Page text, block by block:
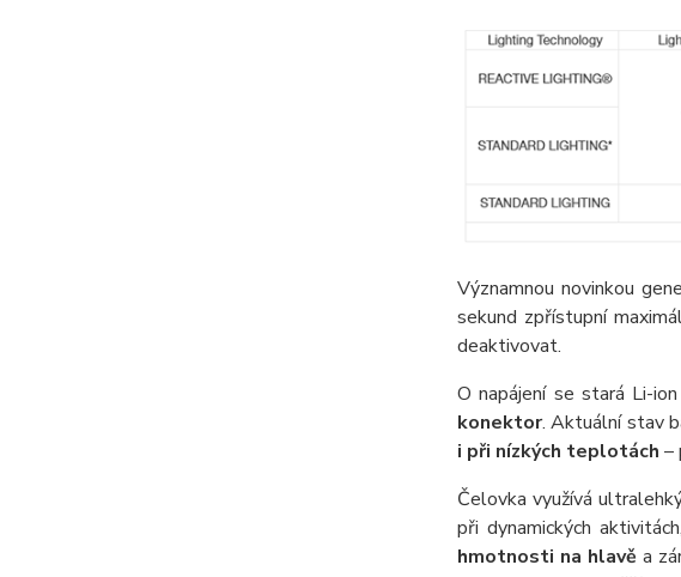
Významnou novinkou
sekund zpřístupní
deaktivovat.
O napájení se stará Li-ion
konektor. Aktuální stav
i při nízkých teplotách –
Čelovka využívá
při dynamických
hmotnosti na hlavě a